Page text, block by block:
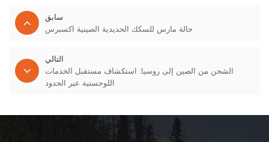
سابق
حالة مارس للسكك الحديدية الصينية اكسبرس
التالي
الشحن من الصين إلى روسيا: استكشاف مستقبل الخدمات
اللوجستية عبر الحدود